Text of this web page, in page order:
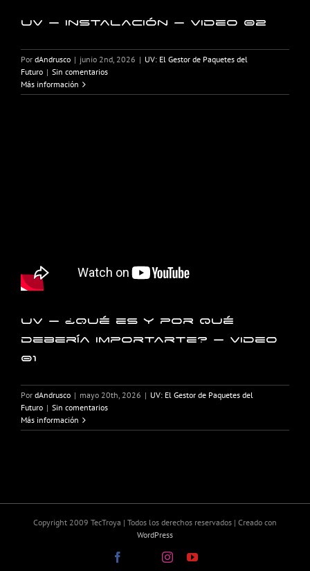
UV – Instalación – Video 02
Por dAndrusco | junio 2nd, 2026 | UV: El Gestor de Paquetes del
Futuro | Sin comentarios
Más información
UV – ¿Qué es y por qué
debería importarte? – Video
01
Por dAndrusco | mayo 20th, 2026 | UV: El Gestor de Paquetes del
Futuro | Sin comentarios
Más información
Copyright 2009 TecTroya | Todos los derechos reservados | Creado con
WordPress
Facebook InstagramYouTube